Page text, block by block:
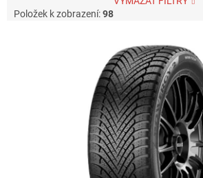
Položek k zobrazení:98